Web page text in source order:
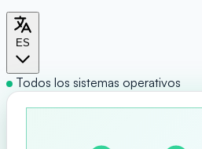
ES
Todos los sistemas operativos